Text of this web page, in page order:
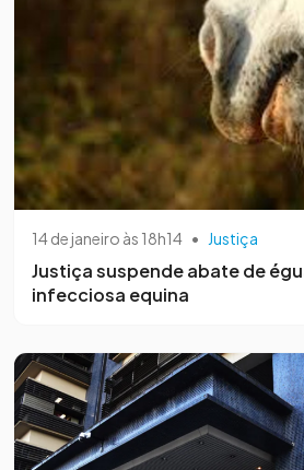
14 de janeiro às 18h14 • Justiça
Justiça suspende abate de
infecciosa equina